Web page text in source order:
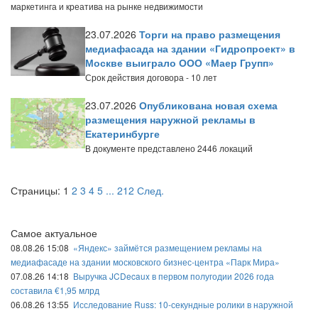
маркетинга и креатива на рынке недвижимости
23.07.2026 Торги на право размещения
медиафасада на здании «Гидропроект» в
Москве выиграло ООО «Маер Групп»
Срок действия договора - 10 лет
23.07.2026 Опубликована новая схема
размещения наружной рекламы в
Екатеринбурге
В документе представлено 2446 локаций
Страницы: 1 2 3 4 5 ... 212 След.
Самое актуальное
08.08.26 15:08 «Яндекс» займётся размещением рекламы на
медиафасаде на здании московского бизнес-центра «Парк Мира»
07.08.26 14:18 Выручка JCDecaux в первом полугодии 2026 года
составила €1,95 млрд
06.08.26 13:55 Исследование Russ: 10-секундные ролики в наружной